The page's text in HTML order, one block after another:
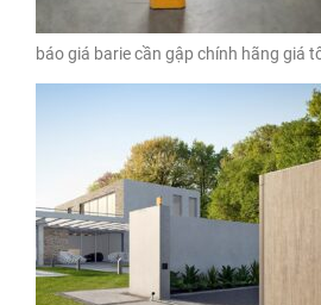
báo giá barie cần gập chính hãng giá